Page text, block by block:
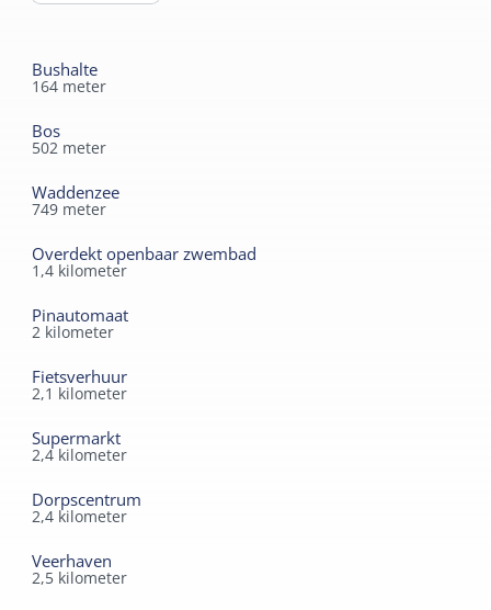
Bushalte
164 meter
Bos
502 meter
Waddenzee
749 meter
Overdekt openbaar zwembad
1,4 kilometer
Pinautomaat
2 kilometer
Fietsverhuur
2,1 kilometer
Supermarkt
2,4 kilometer
Dorpscentrum
2,4 kilometer
Veerhaven
2,5 kilometer